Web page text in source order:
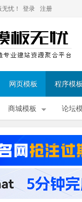
忧！ 登录 注册
网页模板 程序模板
商城模板 论坛